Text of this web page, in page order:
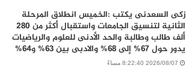
زكى السعدنى يكتب :الخميس انطلاق المرحلة
الثانية لتنسيق الجامعات واستقبال أكثر من 280
ألف طالب وطالبة والحد الأدنى للعلوم والرياضيات
يدور حول 67% إلى 68% والادبى بين 63% و64%
2026/08/07 8:22:40 مساءً